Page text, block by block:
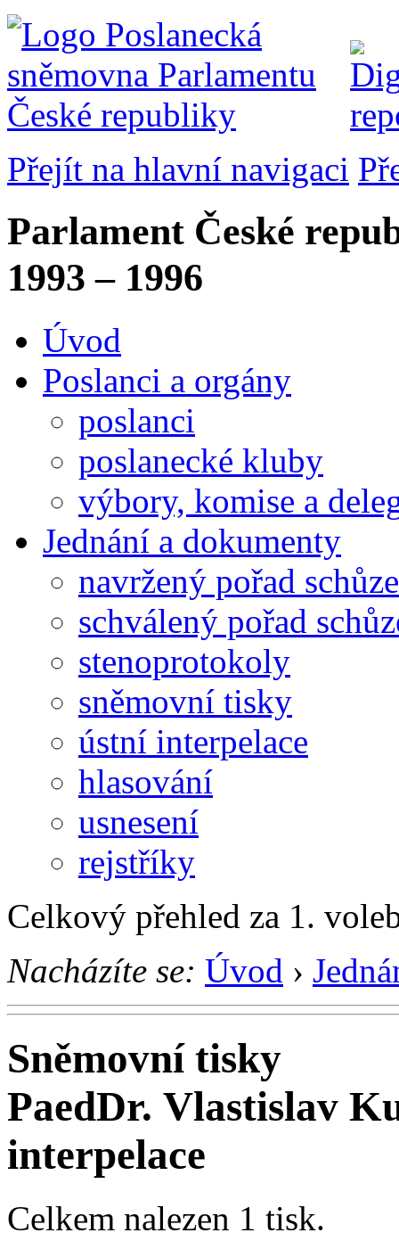
Přejít na hlavní navigaci
Parlament České
1993 – 1996
Úvod
Poslanci a orgány
poslanci
poslanecké kluby
výbory, komise a
Jednání a dokumenty
navržený pořad schůze
schválený pořad
stenoprotokoly
sněmovní tisky
ústní interpelace
hlasování
usnesení
rejstříky
Celkový přehled za 1.
Nacházíte se: Úvod ›
Sněmovní tisky
PaedDr. Vlastislav
interpelace
Celkem nalezen 1 tisk.